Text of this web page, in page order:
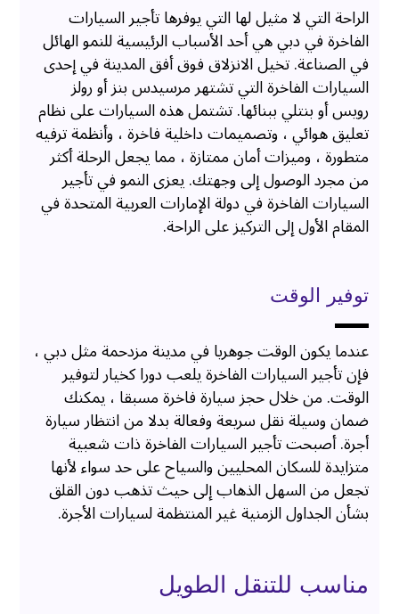
الراحة التي لا مثيل لها التي يوفرها تأجير السيارات
الفاخرة في دبي هي أحد الأسباب الرئيسية للنمو الهائل
في الصناعة. تخيل الانزلاق فوق أفق المدينة في إحدى
السيارات الفاخرة التي تشتهر مرسيدس بنز أو رولز
رويس أو بنتلي ببنائها. تشتمل هذه السيارات على نظام
تعليق هوائي ، وتصميمات داخلية فاخرة ، وأنظمة ترفيه
متطورة ، وميزات أمان ممتازة ، مما يجعل الرحلة أكثر
من مجرد الوصول إلى وجهتك. يعزى النمو في تأجير
السيارات الفاخرة في دولة الإمارات العربية المتحدة في
المقام الأول إلى التركيز على الراحة.
توفير الوقت
عندما يكون الوقت جوهريا في مدينة مزدحمة مثل دبي ،
فإن تأجير السيارات الفاخرة يلعب دورا كخيار لتوفير
الوقت. من خلال حجز سيارة فاخرة مسبقا ، يمكنك
ضمان وسيلة نقل سريعة وفعالة بدلا من انتظار سيارة
أجرة. أصبحت تأجير السيارات الفاخرة ذات شعبية
متزايدة للسكان المحليين والسياح على حد سواء لأنها
تجعل من السهل الذهاب إلى حيث تذهب دون القلق
بشأن الجداول الزمنية غير المنتظمة لسيارات الأجرة.
مناسب للتنقل الطويل